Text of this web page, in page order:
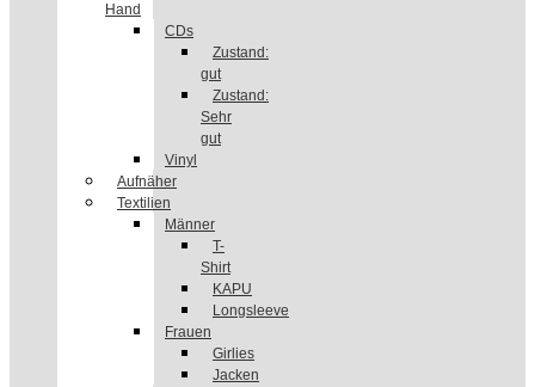
Hand
CDs
Zustand:
gut
Zustand:
Sehr
gut
Vinyl
Aufnäher
Textilien
Männer
T-
Shirt
KAPU
Longsleeve
Frauen
Girlies
Jacken